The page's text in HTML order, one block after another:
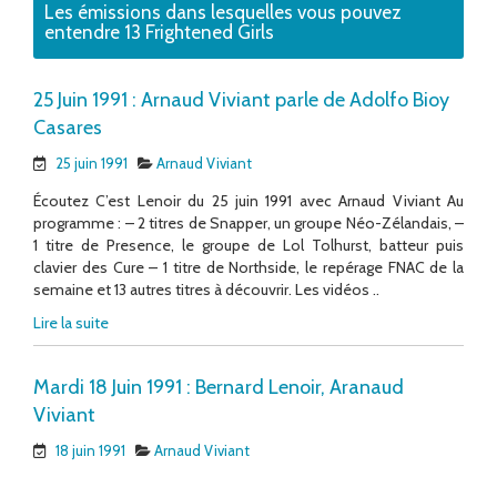
Les émissions dans lesquelles vous pouvez
entendre 13 Frightened Girls
25 Juin 1991 : Arnaud Viviant parle de Adolfo Bioy
Casares
25 juin 1991 Arnaud Viviant
Écoutez C’est Lenoir du 25 juin 1991 avec Arnaud Viviant Au
programme : – 2 titres de Snapper, un groupe Néo-Zélandais, –
1 titre de Presence, le groupe de Lol Tolhurst, batteur puis
clavier des Cure – 1 titre de Northside, le repérage FNAC de la
semaine et 13 autres titres à découvrir. Les vidéos ..
Lire la suite
Mardi 18 Juin 1991 : Bernard Lenoir, Aranaud
Viviant
18 juin 1991 Arnaud Viviant